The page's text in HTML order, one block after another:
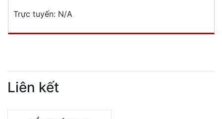
Trực tuyến: N/A
Liên kết